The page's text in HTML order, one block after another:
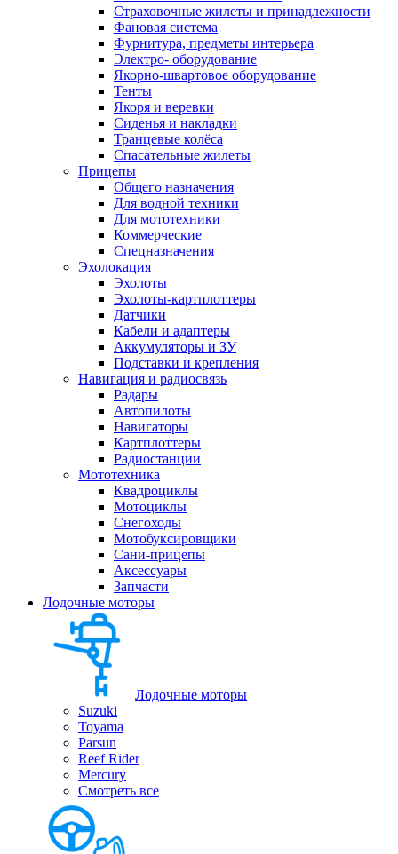
Страховочные жилеты и принадлежности
Фановая система
Фурнитура, предметы интерьера
Электро- оборудование
Якорно-швартовое оборудование
Тенты
Якоря и веревки
Сиденья и накладки
Транцевые колёса
Спасательные жилеты
Прицепы
Общего назначения
Для водной техники
Для мототехники
Коммерческие
Спецназначения
Эхолокация
Эхолоты
Эхолоты-картплоттеры
Датчики
Кабели и адаптеры
Аккумуляторы и ЗУ
Подставки и крепления
Навигация и радиосвязь
Радары
Автопилоты
Навигаторы
Картплоттеры
Радиостанции
Мототехника
Квадроциклы
Мотоциклы
Снегоходы
Мотобуксировщики
Сани-прицепы
Аксессуары
Запчасти
Лодочные моторы
Лодочные моторы
Suzuki
Toyama
Parsun
Reef Rider
Mercury
Смотреть все